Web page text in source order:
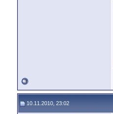
10.11.2010, 23:02